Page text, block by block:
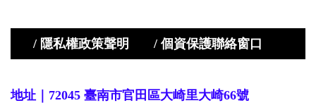
/ 隱私權政策聲明 / 個資保護聯絡窗口
地址｜72045 臺南市官田區大崎里大崎66號